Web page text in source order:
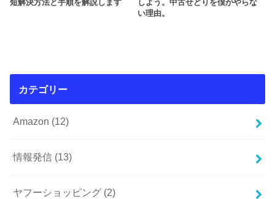
短解決方法と手順を解説します
しよう。中古せどりを僕がやらな
い理由。
カテゴリー
Amazon (12)
情報発信 (13)
ヤフーショッピング (2)